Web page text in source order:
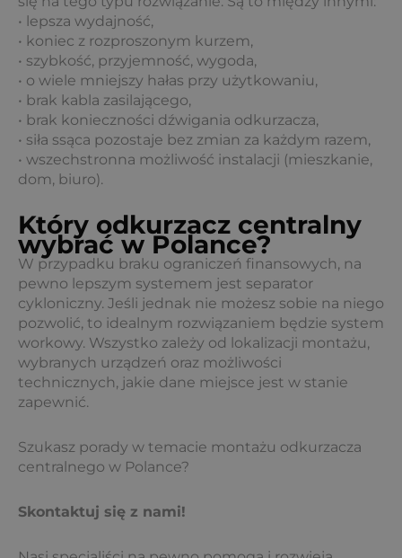
• lepsza wydajność,
• koniec z rozproszonym kurzem,
• szybkość, przyjemność, wygoda,
• o wiele mniejszy hałas przy użytkowaniu,
• brak kabla zasilającego,
• brak konieczności dźwigania odkurzacza,
• siła ssąca pozostaje bez zmian za każdym razem,
• wszechstronna możliwość instalacji (mieszkanie,
dom, biuro).
Który odkurzacz centralny
wybrać w Polance?
W przypadku braku ograniczeń finansowych, na
pewno lepszym systemem jest separator
cykloniczny. Jeśli jednak nie możesz sobie na niego
pozwolić, to idealnym rozwiązaniem będzie system
workowy. Wszystko zależy od lokalizacji montażu,
wybranych urządzeń oraz możliwości
technicznych, jakie dane miejsce jest w stanie
zapewnić.
Szukasz porady w temacie montażu odkurzacza
centralnego w Polance?
Skontaktuj się z nami!